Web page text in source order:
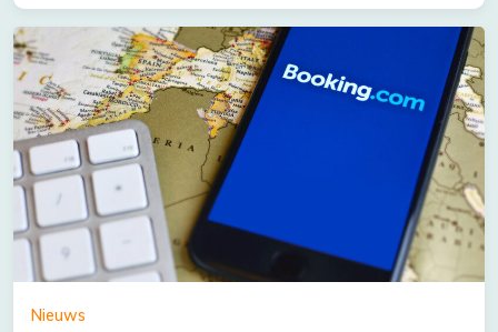
Nieuws